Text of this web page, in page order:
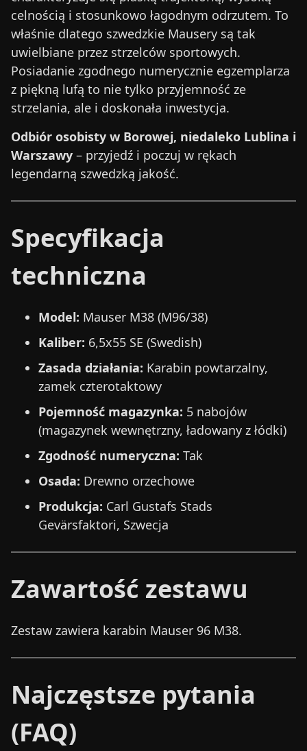
celnością i stosunkowo łagodnym odrzutem. To
właśnie dlatego szwedzkie Mausery są tak
uwielbiane przez strzelców sportowych.
Posiadanie zgodnego numerycznie egzemplarza
z piękną lufą to nie tylko przyjemność ze
strzelania, ale i doskonała inwestycja.
Odbiór osobisty w Borowej, niedaleko Lublina i
Warszawy – przyjedź i poczuj w rękach
legendarną szwedzką jakość.
Specyfikacja
techniczna
Model: Mauser M38 (M96/38)
Kaliber: 6,5x55 SE (Swedish)
Zasada działania: Karabin powtarzalny,
zamek czterotaktowy
Pojemność magazynka: 5 nabojów
(magazynek wewnętrzny, ładowany z łódki)
Zgodność numeryczna: Tak
Osada: Drewno orzechowe
Produkcja: Carl Gustafs Stads
Gevärsfaktori, Szwecja
Zawartość zestawu
Zestaw zawiera karabin Mauser 96 M38.
Najczęstsze pytania
(FAQ)